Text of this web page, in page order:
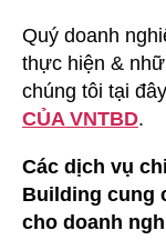
Quý doanh
thực hiện &
chúng tôi tại
CỦA VNTBD.
Các dịch vụ
Building cung
cho doanh